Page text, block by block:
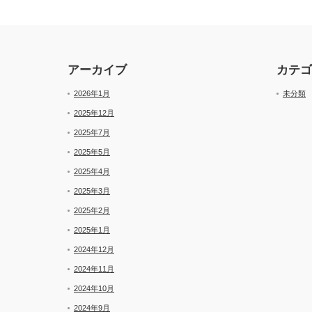
アーカイブ
2026年1月
2025年12月
2025年7月
2025年5月
2025年4月
2025年3月
2025年2月
2025年1月
2024年12月
2024年11月
2024年10月
2024年9月
カテ
未分類